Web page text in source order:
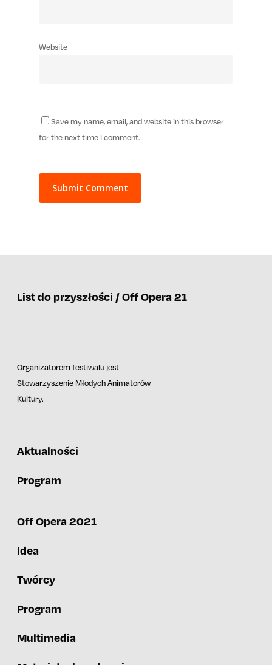
Website
Save my name, email, and website in this browser
for the next time I comment.
List do przyszłości / Off Opera 21
Organizatorem festiwalu jest
Stowarzyszenie Młodych Animatorów
Kultury.
Aktualności
Program
Off Opera 2021
Idea
Twórcy
Program
Multimedia